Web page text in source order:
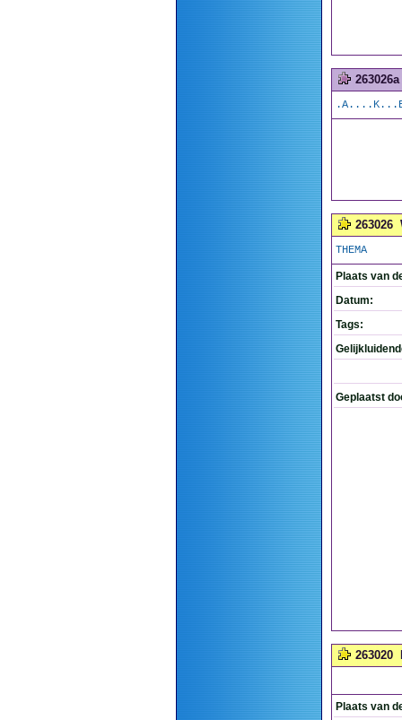
263026a
263026
THEMA
Plaats van
Datum:
Tags:
Geplaatst
263020
Plaats van